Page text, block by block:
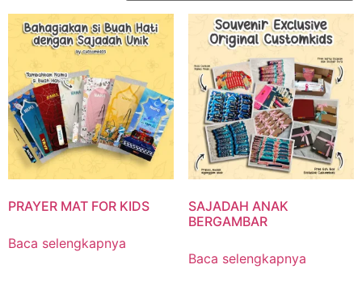
PRAYER MAT FOR KIDS
Baca selengkapnya
SAJADAH ANAK
BERGAMBAR
Baca selengkapnya